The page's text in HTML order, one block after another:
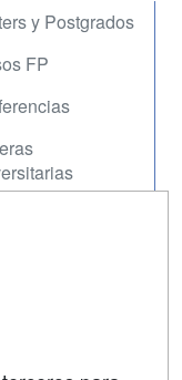
y Postgrados
FP